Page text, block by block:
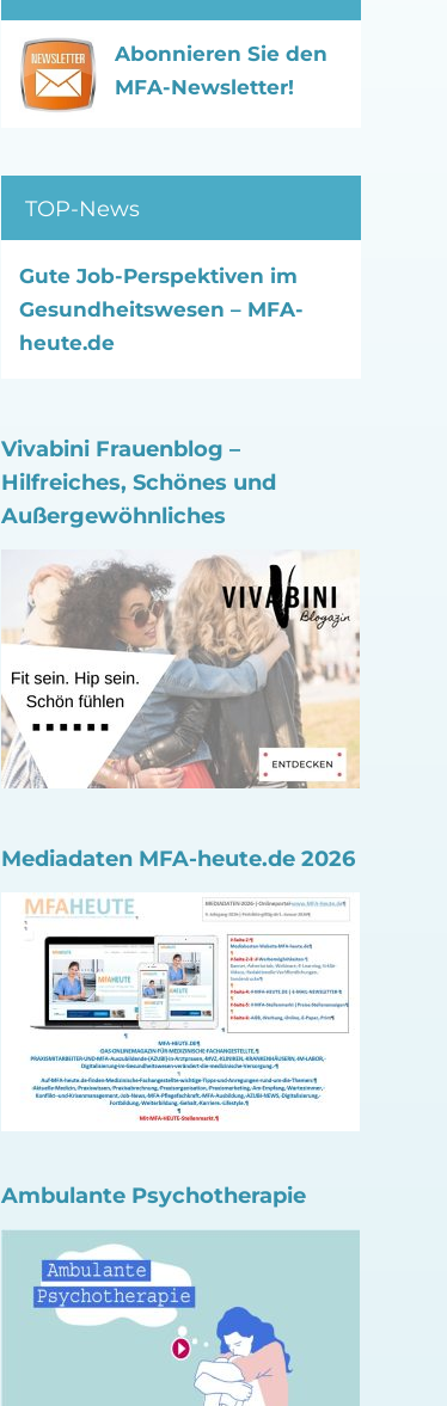
Abonnieren Sie den
MFA-Newsletter!
TOP-News
Gute Job-Perspektiven im
Gesundheitswesen – MFA-
heute.de
Vivabini Frauenblog –
Hilfreiches, Schönes und
Außergewöhnliches
Mediadaten MFA-heute.de 2026
Ambulante Psychotherapie